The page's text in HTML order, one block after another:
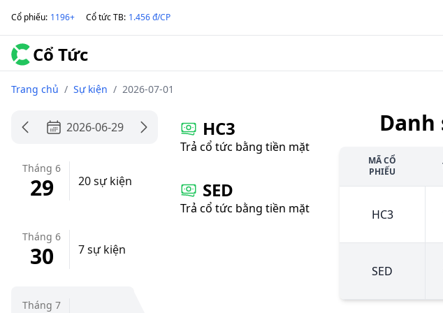
Cổ phiếu: 1196+ Cổ tức TB: 1.456 đ/CP
Cổ Tức
Trang chủ / Sự kiện / 2026-07-01
2026-06-29
Tháng 6
29 20 sự kiện
Tháng 6
30 7 sự kiện
Tháng 7
HC3
Trả cổ tức bằng tiền mặt
SED
Trả cổ tức bằng tiền mặt
Danh
MÃ CỔ
PHIẾU
HC3
SED